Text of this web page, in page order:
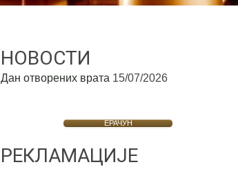
НОВОСТИ
Дан отворених врата 15/07/2026
ЕРАЧУН
РЕКЛАМАЦИЈЕ